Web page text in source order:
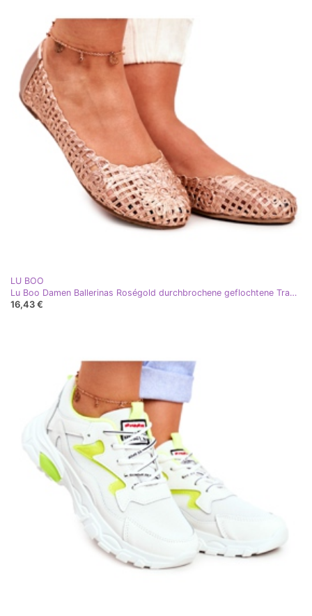
LU BOO
Lu Boo Damen Ballerinas Roségold durchbrochene geflochtene Tragetasche rosa
16,43 €